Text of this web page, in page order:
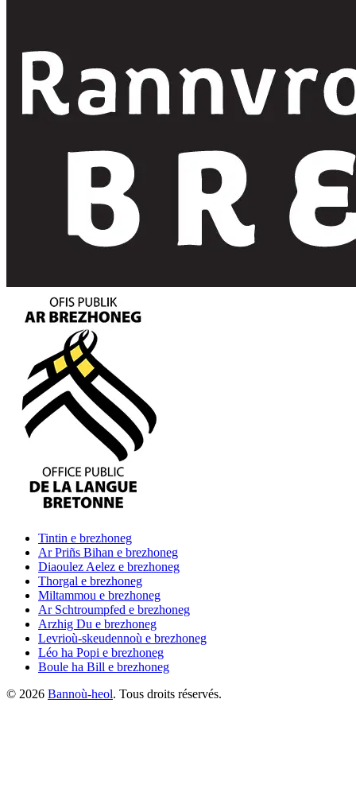
Tintin e brezhoneg
Ar Priñs Bihan e brezhoneg
Diaoulez Aelez e brezhoneg
Thorgal e brezhoneg
Miltammou e brezhoneg
Ar Schtroumpfed e brezhoneg
Arzhig Du e brezhoneg
Levrioù-skeudennoù e brezhoneg
Léo ha Popi e brezhoneg
Boule ha Bill e brezhoneg
© 2026 Bannoù-heol. Tous droits réservés.